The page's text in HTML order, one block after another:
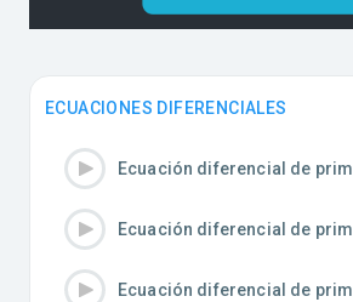
ECUACIONES DIFERENCIALES
Ecuación diferencial de
Ecuación diferencial de
Ecuación diferencial de